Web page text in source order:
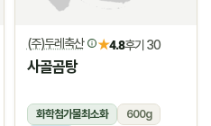
(주)두레축산 ★4.8후기 30
사골곰탕
화학첨가물최소화
600g